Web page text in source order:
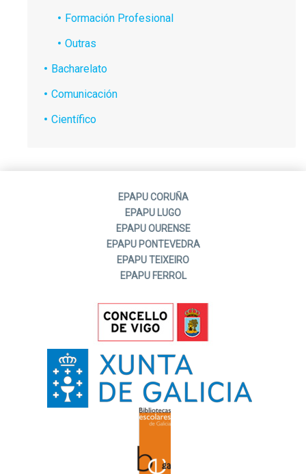
Formación Profesional
Outras
Bacharelato
Comunicación
Científico
EPAPU CORUÑA
EPAPU LUGO
EPAPU OURENSE
EPAPU PONTEVEDRA
EPAPU TEIXEIRO
EPAPU FERROL